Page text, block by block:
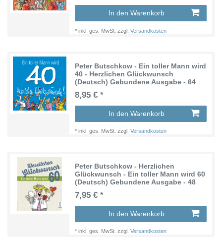
In den Warenkorb
*inkl. ges. MwSt. zzgl.Versandkosten
Peter Butschkow - Ein toller Mann wird
40 - Herzlichen Glückwunsch
(Deutsch) Gebundene Ausgabe - 64
8,95 € *
In den Warenkorb
*inkl. ges. MwSt. zzgl.Versandkosten
Peter Butschkow - Herzlichen
Glückwunsch - Ein toller Mann wird 60
(Deutsch) Gebundene Ausgabe - 48
7,95 € *
In den Warenkorb
*inkl. ges. MwSt. zzgl.Versandkosten